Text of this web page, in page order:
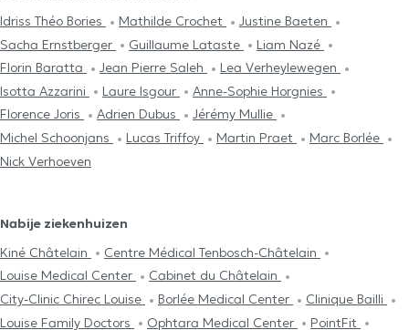
Idriss Théo Bories
Mathilde Crochet
Justine Baeten
Sacha Ernstberger
Guillaume Lataste
Liam Nazé
Florin Baratta
Jean Pierre Saleh
Lea Verheylewegen
Isotta Azzarini
Laure Isgour
Anne-Sophie Horgnies
Florence Joris
Adrien Dubus
Jérémy Mullie
Michel Schoonjans
Lucas Triffoy Martin Praet
Marc Borlée
Nick Verhoeven
Nabije ziekenhuizen
Kiné Châtelain
Centre Médical Tenbosch-Châtelain
Louise Medical Center
Cabinet du Châtelain
City-Clinic Chirec Louise
Borlée Medical Center
Clinique Bailli
Louise Family Doctors
Ophtara Medical Center
PointFit